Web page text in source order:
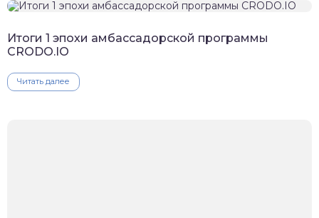
Итоги 1 эпохи амбассадорской программы
CRODO.IO
Читать далее